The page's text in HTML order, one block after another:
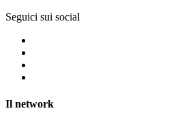
Seguici sui social
Il network